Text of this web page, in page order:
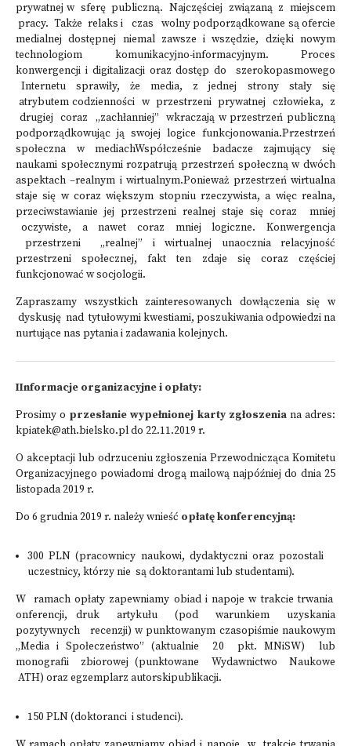
prywatnej w sferę publiczną. Najczęściej związaną z miejscem
pracy. Także relaks i czas wolny podporządkowane są ofercie
medialnej dostępnej niemal zawsze i wszędzie, dzięki nowym
technologiom komunikacyjno-informacyjnym. Proces
konwergencji i digitalizacji oraz dostęp do szerokopasmowego
Internetu sprawiły, że media, z jednej strony stały się
atrybutem codzienności w przestrzeni prywatnej człowieka, z
drugiej coraz „zachłanniej” wkraczają w przestrzeń publiczną
podporządkowując ją swojej logice funkcjonowania.Przestrzeń
społeczna w mediachWspółcześnie badacze zajmujący się
naukami społecznymi rozpatrują przestrzeń społeczną w dwóch
aspektach –realnym i wirtualnym.Ponieważ przestrzeń wirtualna
staje się w coraz większym stopniu rzeczywista, a więc realna,
przeciwstawianie jej przestrzeni realnej staje się coraz mniej
oczywiste, a nawet coraz mniej logiczne. Konwergencja
przestrzeni „realnej” i wirtualnej unaocznia relacyjność
przestrzeni społecznej, fakt ten zdaje się coraz częściej
funkcjonować w socjologii.
Zapraszamy wszystkich zainteresowanych dowłączenia się w
dyskusję nad tytułowymi kwestiami, poszukiwania odpowiedzi na
nurtujące nas pytania i zadawania kolejnych.
IInformacje organizacyjne i opłaty:
Prosimy o przesłanie wypełnionej karty zgłoszenia na adres:
kpiatek@ath.bielsko.pldo 22.11.2019 r.
O akceptacji lub odrzuceniu zgłoszenia Przewodnicząca Komitetu
Organizacyjnego powiadomi drogą mailową najpóźniej do dnia 25
listopada 2019 r.
Do 6 grudnia 2019 r. należy wnieść opłatę konferencyjną:
300 PLN (pracownicy naukowi, dydaktyczni oraz pozostali
uczestnicy, którzy nie są doktorantami lub studentami).
W ramach opłaty zapewniamy obiad i napoje w trakcie trwania
onferencji, druk artykułu (pod warunkiem uzyskania
pozytywnych recenzji) w punktowanym czasopiśmie naukowym
„Media i Społeczeństwo” (aktualnie 20 pkt. MNiSW) lub
monografii zbiorowej (punktowane Wydawnictwo Naukowe
ATH) oraz egzemplarz autorskipublikacji.
150 PLN (doktoranci i studenci).